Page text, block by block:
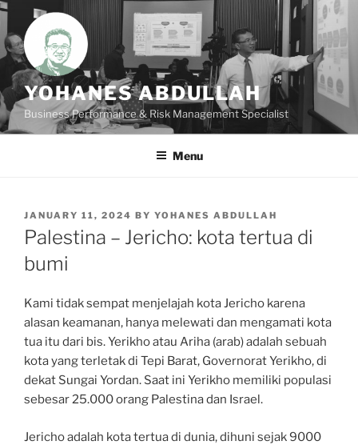
Skip
content
YOHANES ABDULLAH
Business Performance & Risk Management Specialist
Menu
POSTED
ON
JANUARY 11, 2024 BY YOHANES ABDULLAH
Palestina – Jericho: kota tertua di
bumi
Kami tidak sempat menjelajah kota Jericho karena
alasan keamanan, hanya melewati dan mengamati kota
tua itu dari bis. Yerikho atau Ariha (arab) adalah sebuah
kota yang terletak di Tepi Barat, Governorat Yerikho, di
dekat Sungai Yordan. Saat ini Yerikho memiliki populasi
sebesar 25.000 orang Palestina dan Israel.
Jericho adalah kota tertua di dunia, dihuni sejak 9000